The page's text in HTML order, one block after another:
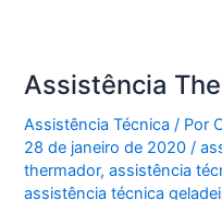
Assistência
Assistência Técnica / Por
28 de janeiro de 2020 /
thermador,assistência
assistência técnica